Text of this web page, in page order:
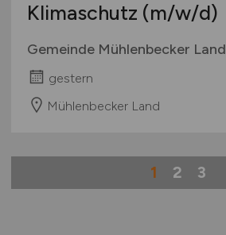
Klimaschutz (m/w/d)
Gemeinde Mühlenbecker Land
gestern
Mühlenbecker Land
1 2 3